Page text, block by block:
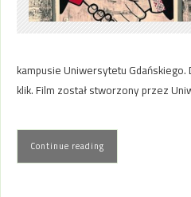
kampusie Uniwersytetu
klik. Film został stworzony przez
Continue reading